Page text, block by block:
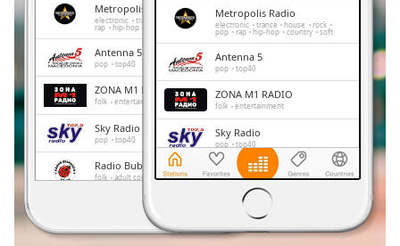
Chapters
Chapters
Descriptions
descriptions
off,
selected
subtitles
settings,
Metropolis Radio
electronic trance house rock pop
rap hip-hop soft
Antenna 5
pop top40
ZONA M1 RADIO
folk entertainment
Sky Radio
pop top40
Radio Bubamara
folk adult contemporary
entertainment
Radio Vmro
Metropolis Radio
electronic trance house rock
pop rap hip-hop country soft
Antenna 5
pop top40
ZONA M1 RADIO
folk entertainment
Sky Radio
pop top40
Radio Bubamara
folk adult contemporary
entertainment
Radio Vmro